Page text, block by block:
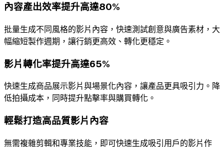
內容產出效率提升高達80%
批量生成不同風格的影片內容，快速測試創意與廣告素材，大
幅縮短製作週期，讓行銷更高效、轉化更穩定。
影片轉化率提升高達65%
快速生成商品展示影片與場景化內容，讓產品更具吸引力。降
低拍攝成本，同時提升點擊率與購買轉化。
輕鬆打造高品質影片內容
無需複雜剪輯和專業技能，即可快速生成吸引用戶的影片作